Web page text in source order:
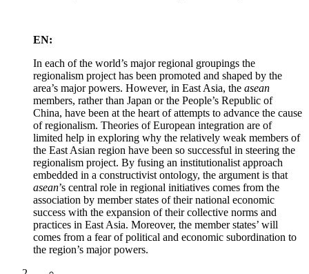
EN:
In each of the world’s major regional groupings the
regionalism project has been promoted and shaped by the
area’s major powers. However, in East Asia, the asean
members, rather than Japan or the People’s Republic of
China, have been at the heart of attempts to advance the cause
of regionalism. Theories of European integration are of
limited help in exploring why the relatively weak members of
the East Asian region have been so successful in steering the
regionalism project. By fusing an institutionalist approach
embedded in a constructivist ontology, the argument is that
asean’s central role in regional initiatives comes from the
association by member states of their national economic
success with the expansion of their collective norms and
practices in East Asia. Moreover, the member states’ will
comes from a fear of political and economic subordination to
the region’s major powers.